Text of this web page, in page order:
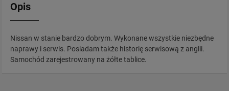
Opis
Nissan w stanie bardzo dobrym. Wykonane wszystkie niezbędne
naprawy i serwis. Posiadam także historię serwisową z anglii.
Samochód zarejestrowany na żółte tablice.